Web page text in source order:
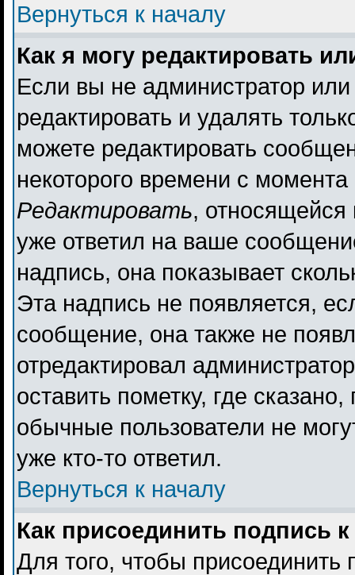
Вернуться к началу
Как я могу редактировать
Если вы не администратор
редактировать и удалять
можете редактировать
некоторого времени с
Редактировать,
уже ответил на ваше
надпись, она показывает
Эта надпись не появляется,
сообщение, она также не
отредактировал
оставить пометку, где
обычные пользователи не
уже кто-то ответил.
Вернуться к началу
Как присоединить подпись
Для того, чтобы